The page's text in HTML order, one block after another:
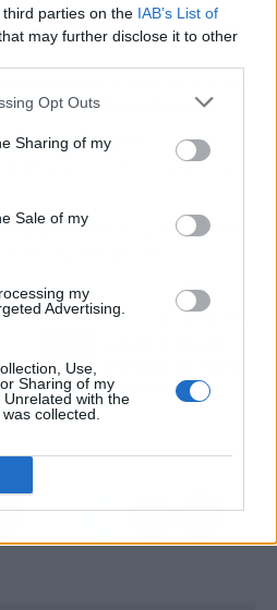
parties on the IAB’s List of
may further disclose it to other
Opt Outs
Sharing of my
Sale of my
my
Advertising.
Use,
Sharing of my
with the
collected.
(TL;DR)
un 84% en Rotten Tomatoes.
regreso del director a la ciencia
reparto de altura y un misterio que
meme?Afecta a tu plan de fin de
y Spielberg en vena.
y 24 heridos